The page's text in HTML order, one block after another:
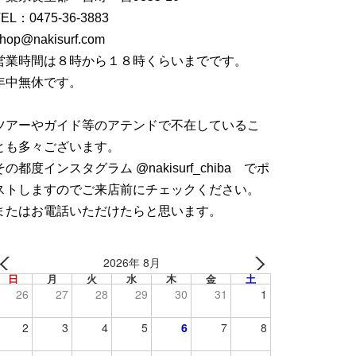
： 0475-36-3883
業時間は８時から１８時くらいまでです。
中無休です。
アーやガイド等のアテンドで不在しているこ
も多々ございます。
の都度インスタグラム @nakisurf_chiba でポ
トしますのでご来店前にチェックください。
たはお電話いただけたらと思います。
2026年 8月
日 月 火 水 木 金 土
26 27 28 29 30 31 1
2 3 4 5 6 7 8